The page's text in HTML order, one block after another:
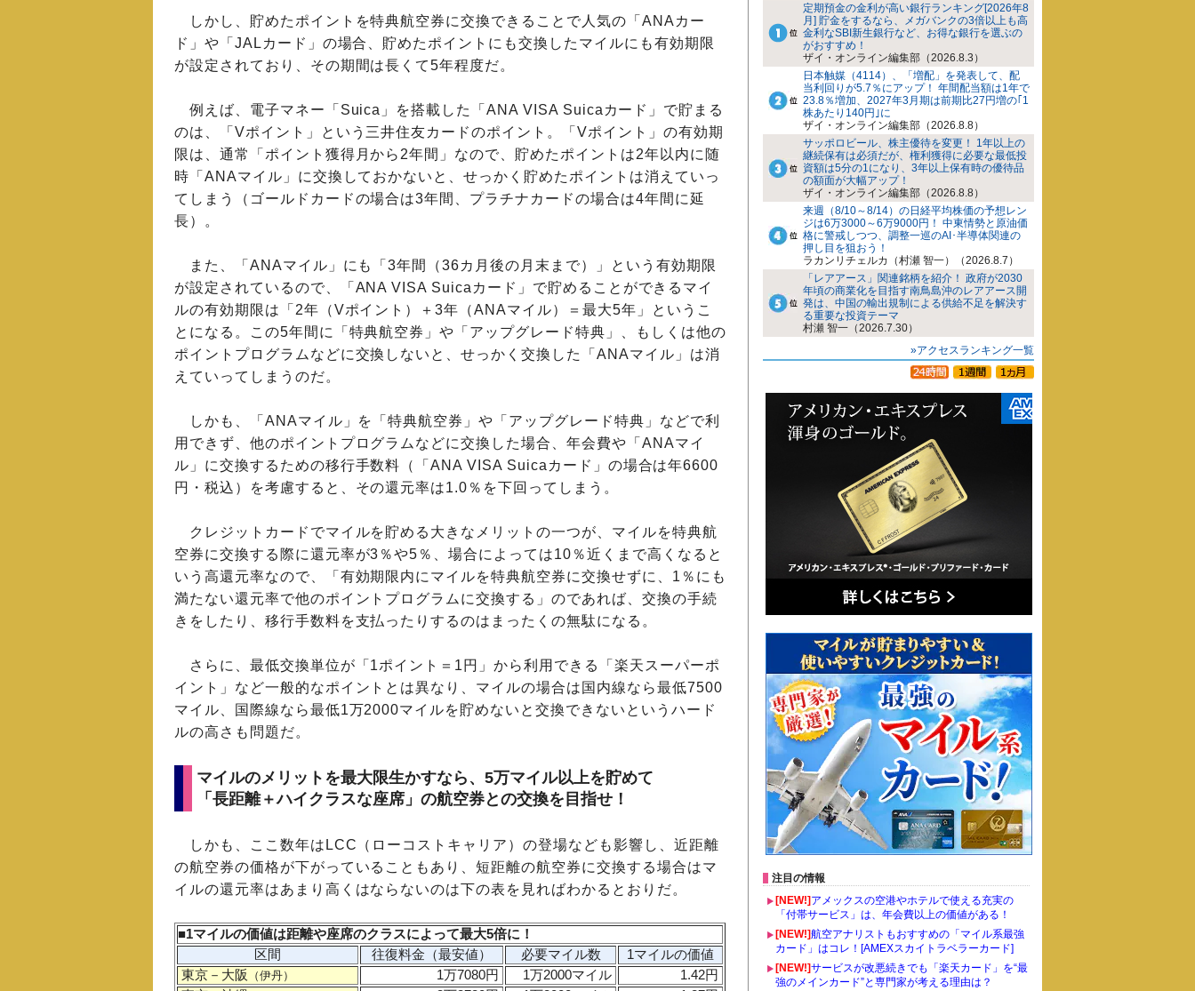
しかし、貯めたポイントを特典航空券に交換できることで人気の「ANAカー
ド」や「JALカード」の場合、貯めたポイントにも交換したマイルにも有効期限
が設定されており、その期間は長くて5年程度だ。
例えば、電子マネー「Suica」を搭載した「ANA VISA Suicaカード」で貯まる
のは、「Vポイント」という三井住友カードのポイント。「Vポイント」の有効期
限は、通常「ポイント獲得月から2年間」なので、貯めたポイントは2年以内に随
時「ANAマイル」に交換しておかないと、せっかく貯めたポイントは消えていっ
てしまう（ゴールドカードの場合は3年間、プラチナカードの場合は4年間に延
長）。
また、「ANAマイル」にも「3年間（36カ月後の月末まで）」という有効期限
が設定されているので、「ANA VISA Suicaカード」で貯めることができるマイ
ルの有効期限は「2年（Vポイント）＋3年（ANAマイル）＝最大5年」というこ
とになる。この5年間に「特典航空券」や「アップグレード特典」、もしくは他の
ポイントプログラムなどに交換しないと、せっかく交換した「ANAマイル」は消
えていってしまうのだ。
しかも、「ANAマイル」を「特典航空券」や「アップグレード特典」などで利
用できず、他のポイントプログラムなどに交換した場合、年会費や「ANAマイ
ル」に交換するための移行手数料（「ANA VISA Suicaカード」の場合は年6600
円・税込）を考慮すると、その還元率は1.0％を下回ってしまう。
クレジットカードでマイルを貯める大きなメリットの一つが、マイルを特典航
空券に交換する際に還元率が3％や5％、場合によっては10％近くまで高くなると
いう高還元率なので、「有効期限内にマイルを特典航空券に交換せずに、1％にも
満たない還元率で他のポイントプログラムに交換する」のであれば、交換の手続
きをしたり、移行手数料を支払ったりするのはまったくの無駄になる。
さらに、最低交換単位が「1ポイント＝1円」から利用できる「楽天スーパーポ
イント」など一般的なポイントとは異なり、マイルの場合は国内線なら最低7500
マイル、国際線なら最低1万2000マイルを貯めないと交換できないというハード
ルの高さも問題だ。
マイルのメリットを最大限生かすなら、5万マイル以上を貯めて
「長距離＋ハイクラスな座席」の航空券との交換を目指せ！
しかも、ここ数年はLCC（ローコストキャリア）の登場なども影響し、近距離
の航空券の価格が下がっていることもあり、短距離の航空券に交換する場合はマ
イルの還元率はあまり高くはならないのは下の表を見ればわかるとおりだ。
■1マイルの価値は距離や座席のクラスによって最大5倍に！
区間
往復料金（最安値） 必要マイル数
1マイルの価値
東京－大阪
（伊丹） 1万7080円 1万2000マイル
1.42円
定期預金の金利が高い銀行ランキング[2026年8
月] 貯金をするなら、メガバンクの3倍以上も高
金利なSBI新生銀行など、お得な銀行を選ぶの
がおすすめ！
ザイ・オンライン編集部（2026.8.3）
日本触媒（4114）、「増配」を発表して、配
当利回りが5.7％にアップ！ 年間配当額は1年で
23.8％増加、2027年3月期は前期比27円増の｢1
株あたり140円｣に
ザイ・オンライン編集部（2026.8.8）
サッポロビール、株主優待を変更！ 1年以上の
継続保有は必須だが、権利獲得に必要な最低投
資額は5分の1になり、3年以上保有時の優待品
の額面が大幅アップ！
ザイ・オンライン編集部（2026.8.8）
来週（8/10～8/14）の日経平均株価の予想レン
ジは6万3000～6万9000円！ 中東情勢と原油価
格に警戒しつつ、調整一巡のAI･半導体関連の
押し目を狙おう！
ラカンリチェルカ（村瀬 智一）（2026.8.7）
「レアアース」関連銘柄を紹介！ 政府が2030
年頃の商業化を目指す南鳥島沖のレアアース開
発は、中国の輸出規制による供給不足を解決す
る重要な投資テーマ
村瀬 智一（2026.7.30）
»アクセスランキング一覧
注目の情報
[NEW!]アメックスの空港やホテルで使える充実の
「付帯サービス」は、年会費以上の価値がある！
[NEW!]航空アナリストもおすすめの「マイル系最強
カード」はコレ！[AMEXスカイトラベラーカード]
[NEW!]サービスが改悪続きでも「楽天カード」を“最
強のメインカード”と専門家が考える理由は？